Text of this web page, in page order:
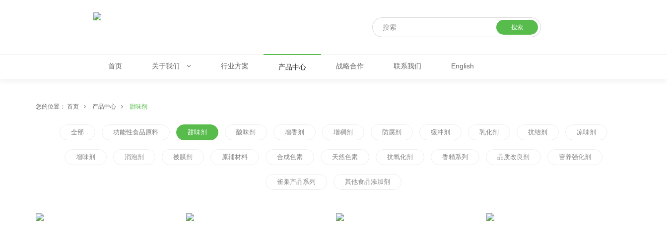
搜索
首页 关于我们 行业方案 产品中心 战略合作 联系我们 English
您的位置： 首页 产品中心 甜味剂
全部 功能性食品原料 甜味剂 酸味剂 增香剂 增稠剂 防腐剂 缓冲剂 乳化剂 抗结剂 凉味剂
增味剂 消泡剂 被膜剂 原辅材料 合成色素 天然色素 抗氧化剂 香精系列 品质改良剂 营养强化剂
雀巢产品系列 其他食品添加剂